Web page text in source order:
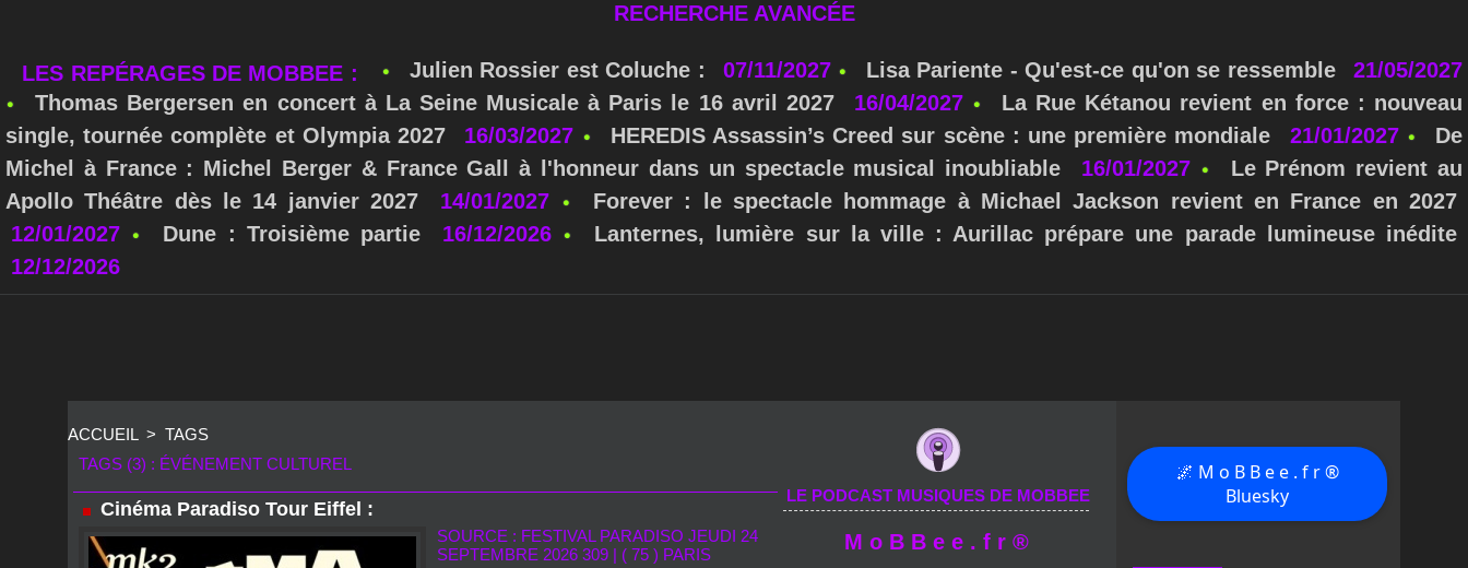
RECHERCHE AVANCÉE
LES REPÉRAGES DE MOBBEE : Julien Rossier est Coluche : 07/11/2027 Lisa Pariente - Qu'est-ce qu'on se ressemble
21/05/2027
Thomas Bergersen en concert à La Seine Musicale à Paris le 16 avril 2027
16/04/2027
La Rue Kétanou revient en force : nouveau
single, tournée complète et Olympia 2027
16/03/2027 HEREDIS Assassin’s Creed sur scène : une première mondiale 21/01/2027
De
Michel à France : Michel Berger & France Gall à l'honneur dans un spectacle musical inoubliable
16/01/2027
Le Prénom revient au
Apollo Théâtre dès le 14 janvier 2027
14/01/2027
Forever : le spectacle hommage à Michael Jackson revient en France en 2027
12/01/2027
Dune : Troisième partie 16/12/2026
Lanternes, lumière sur la ville : Aurillac prépare une parade lumineuse inédite
12/12/2026
ACCUEIL > TAGS
TAGS (3) : ÉVÉNEMENT CULTUREL
Cinéma Paradiso Tour Eiffel :
SOURCE : FESTIVAL PARADISO JEUDI 24
SEPTEMBRE 2026 309 | ( 75 ) PARIS
LE PODCAST MUSIQUES DE MOBBEE
M o B B e e . f r ®
🌌 M o B B e e . f r ®
Bluesky